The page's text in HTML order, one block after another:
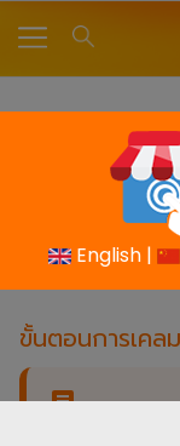
การเค
เรารับเคลม/คืน
ขั้นตอนการเคล
English |